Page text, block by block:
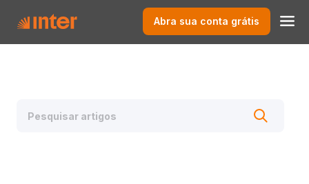
Abra sua conta grátis